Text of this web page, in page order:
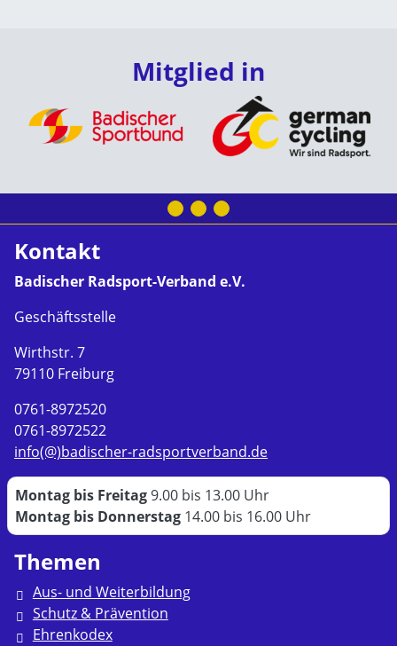
Mitglied in
Kontakt
Badischer Radsport-Verband e.V.
Geschäftsstelle
Wirthstr. 7
79110 Freiburg
0761-8972520
0761-8972522
info(@)badischer-radsportverband.de
Montag bis Freitag9.00 bis 13.00 Uhr
Montag bis Donnerstag 14.00 bis 16.00 Uhr
Themen
Aus- und Weiterbildung
Schutz & Prävention
Ehrenkodex